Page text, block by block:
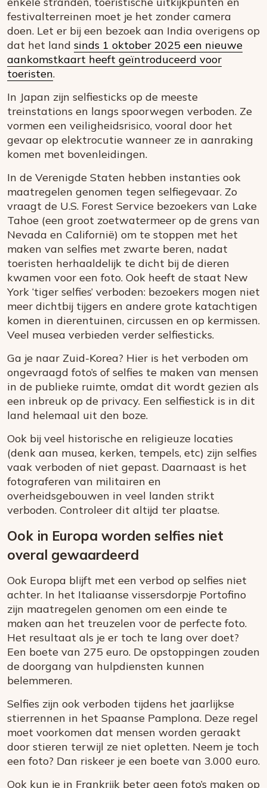
festivalterreinen moet je het zonder camera
doen. Let er bij een bezoek aan India overigens op
dat het land sinds 1 oktober 2025 een nieuwe
aankomstkaart heeft geïntroduceerd voor
toeristen.
In Japan zijn selfiesticks op de meeste
treinstations en langs spoorwegen verboden. Ze
vormen een veiligheidsrisico, vooral door het
gevaar op elektrocutie wanneer ze in aanraking
komen met bovenleidingen.
In de Verenigde Staten hebben instanties ook
maatregelen genomen tegen selfiegevaar. Zo
vraagt de U.S. Forest Service bezoekers van Lake
Tahoe (een groot zoetwatermeer op de grens van
Nevada en Californië) om te stoppen met het
maken van selfies met zwarte beren, nadat
toeristen herhaaldelijk te dicht bij de dieren
kwamen voor een foto. Ook heeft de staat New
York ‘tiger selfies’ verboden: bezoekers mogen niet
meer dichtbij tijgers en andere grote katachtigen
komen in dierentuinen, circussen en op kermissen.
Veel musea verbieden verder selfiesticks.
Ga je naar Zuid-Korea? Hier is het verboden om
ongevraagd foto’s of selfies te maken van mensen
in de publieke ruimte, omdat dit wordt gezien als
een inbreuk op de privacy. Een selfiestick is in dit
land helemaal uit den boze.
Ook bij veel historische en religieuze locaties
(denk aan musea, kerken, tempels, etc) zijn selfies
vaak verboden of niet gepast. Daarnaast is het
fotograferen van militairen en
overheidsgebouwen in veel landen strikt
verboden. Controleer dit altijd ter plaatse.
Ook in Europa worden selfies niet
overal gewaardeerd
Ook Europa blijft met een verbod op selfies niet
achter. In het Italiaanse vissersdorpje Portofino
zijn maatregelen genomen om een einde te
maken aan het treuzelen voor de perfecte foto.
Het resultaat als je er toch te lang over doet?
Een boete van 275 euro. De opstoppingen zouden
de doorgang van hulpdiensten kunnen
belemmeren.
Selfies zijn ook verboden tijdens het jaarlijkse
stierrennen in het Spaanse Pamplona. Deze regel
moet voorkomen dat mensen worden geraakt
door stieren terwijl ze niet opletten. Neem je toch
een foto? Dan riskeer je een boete van 3.000 euro.
Ook kun je in Frankrijk beter geen foto’s maken op